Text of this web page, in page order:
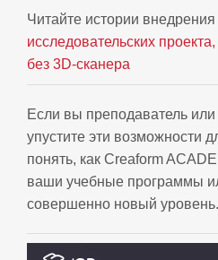
Читайте истории
исследовательских
без 3D-сканера
Если вы преподаватель
упустите эти возможности
понять, как Creaform
ваши учебные программы
совершенно новый уровень.